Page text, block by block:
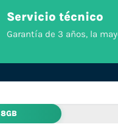
Servicio técnico
Garantía de 3 años, la
8GB